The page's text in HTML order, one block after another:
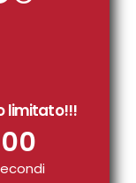
limitato!!!
00